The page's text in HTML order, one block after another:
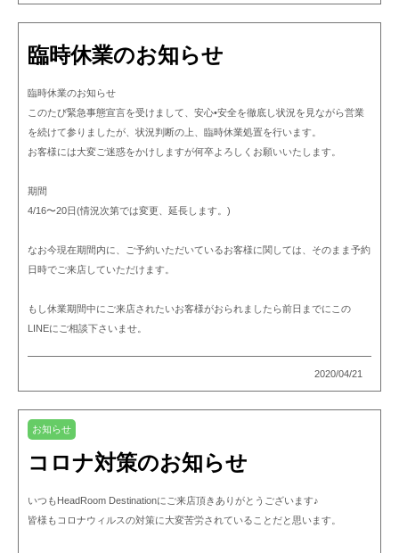
臨時休業のお知らせ
臨時休業のお知らせ
このたび緊急事態宣言を受けまして、安心•安全を徹底し状況を見ながら営業
を続けて参りましたが、状況判断の上、臨時休業処置を行います。
お客様には大変ご迷惑をかけしますが何卒よろしくお願いいたします。
期間
4/16〜20日(情況次第では変更、延長します。)
なお今現在期間内に、ご予約いただいているお客様に関しては、そのまま予約
日時でご来店していただけます。
もし休業期間中にご来店されたいお客様がおられましたら前日までにこの
LINEにご相談下さいませ。
2020/04/21
お知らせ
コロナ対策のお知らせ
いつもHeadRoom Destinationにご来店頂きありがとうございます♪
皆様もコロナウィルスの対策に大変苦労されていることだと思います。